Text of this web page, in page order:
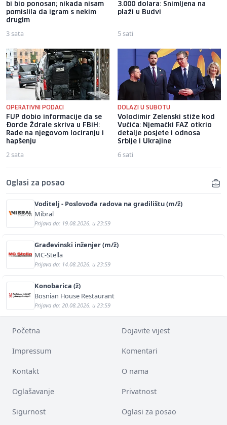
bi bio ponosan; nikada nisam
pomislila da igram s nekim
drugim
3 sata
3.000 dolara: Snimljena na
plaži u Budvi
5 sati
OPERATIVNI PODACI
FUP dobio informacije da se
Đorđe Ždrale skriva u FBiH:
Rade na njegovom lociranju i
hapšenju
2 sata
DOLAZI U SUBOTU
Volodimir Zelenski stiže kod
Vučića: Njemački FAZ otkrio
detalje posjete i odnosa
Srbije i Ukrajine
6 sati
Oglasi za posao
Voditelj - Poslovođa radova na gradilištu (m/ž)
Mibral
Prijava do: 19.08.2026. u 23:59
Građevinski inženjer (m/ž)
MC-Stella
Prijava do: 14.08.2026. u 23:59
Konobarica (ž)
Bosnian House Restaurant
Prijava do: 20.08.2026. u 23:59
Početna Dojavite vijest
Impressum Komentari
Kontakt O nama
Oglašavanje Privatnost
Sigurnost Oglasi za posao